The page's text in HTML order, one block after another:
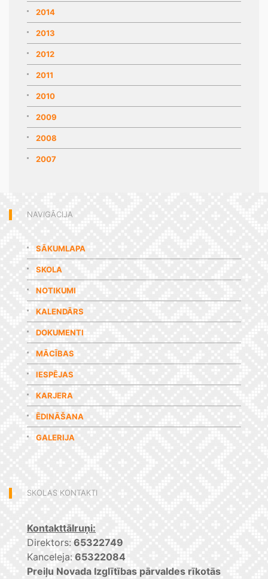
2014
2013
2012
2011
2010
2009
2008
2007
NAVIGĀCIJA
SĀKUMLAPA
SKOLA
NOTIKUMI
KALENDĀRS
DOKUMENTI
MĀCĪBAS
IESPĒJAS
KARJERA
ĒDINĀŠANA
GALERIJA
SKOLAS KONTAKTI
Kontakttālruņi:
Direktors: 65322749
Kanceleja: 65322084
Preiļu Novada Izglītības pārvaldes rīkotās